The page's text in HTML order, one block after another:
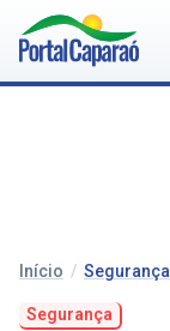
Início / Segurança
Segurança